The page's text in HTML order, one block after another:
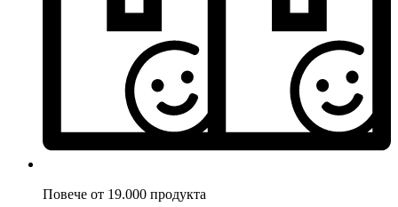
Повече от 19.000 продукта